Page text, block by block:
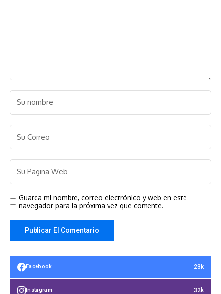
Guarda mi nombre, correo electrónico y web en este
navegador para la próxima vez que comente.
Facebook 23k
Instagram 32k